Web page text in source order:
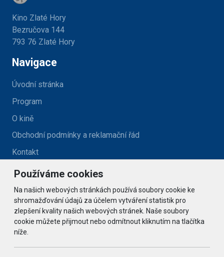
Používáme cookies
Na našich webových stránkách používá soubory cookie ke
shromažďování údajů za účelem vytváření statistik pro
zlepšení kvality našich webových stránek. Naše soubory
cookie můžete přijmout nebo odmítnout kliknutím na tlačítka
níže.
Kino Zlaté Hory
Bezručova 144
793 76 Zlaté Hory
Navigace
Úvodní stránka
Program
O kině
Obchodní podmínky a reklamační řád
Kontakt
Kontakt
kino@zlatehory.cz
Social
© 2026 Arrabella s.r.o., mayabella s.r.o., Všechna práva